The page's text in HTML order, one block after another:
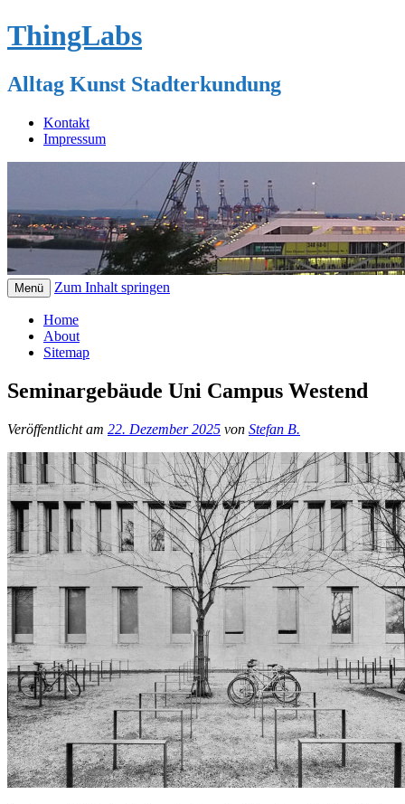
ThingLabs
Alltag Kunst Stadterkundung
Kontakt
Impressum
Menü Zum Inhalt springen
Home
About
Sitemap
Seminargebäude Uni Campus Westend
Veröffentlicht am 22. Dezember 2025 von Stefan B.